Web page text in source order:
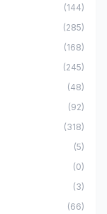
(144)
(285)
(168)
(245)
(48)
(92)
(318)
(5)
(0)
(3)
(66)